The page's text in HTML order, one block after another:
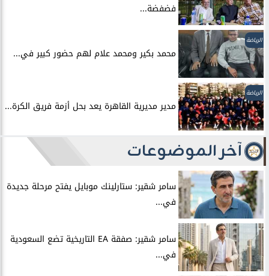
فضفضة...
الرياضة
محمد بكير ومحمد علام لهم حضور كبير في...
الرياضة
مدير مديرية القاهرة يعد بحل أزمة فريق الكرة...
آخر الموضوعات
سامر شقير: ستارلينك موبايل يفتح مرحلة جديدة
في...
سامر شقير: صفقة EA التاريخية تضع السعودية
في...